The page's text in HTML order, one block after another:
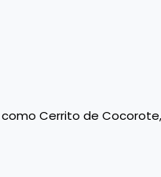
Cerrito de